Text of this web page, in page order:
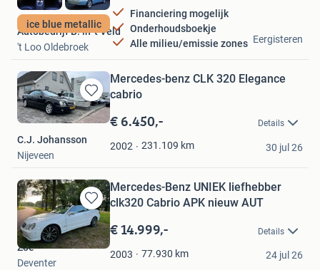
ice blue metallic
Financiering mogelijk
Onderhoudsboekje
Alle milieu/emissie zones
Autobedrijf B. in 't Veld
't Loo Oldebroek
Eergisteren
Bewaren
in
Favorieten
Mercedes-benz CLK 320 Elegance
cabrio
€ 6.450,- Details
2002 231.109 km
C.J. Johansson
Nijeveen
30 jul 26
Bewaren
in
Mijn
Favorieten
Mercedes-Benz UNIEK liefhebber
clk320 Cabrio APK nieuw AUT
€ 14.999,- Details
2003 77.930 km
Zoë
Deventer
24 jul 26